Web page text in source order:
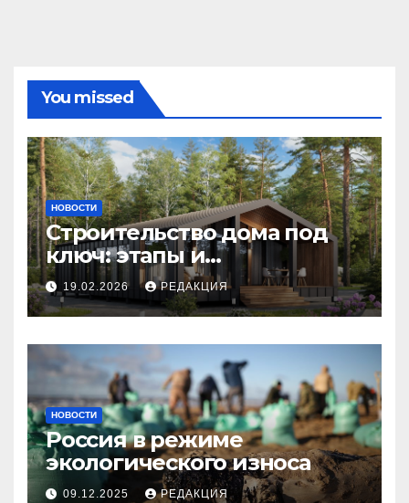
You missed
НОВОСТИ
Строительство дома под
ключ: этапы и
планирование бюджета
19.02.2026 РЕДАКЦИЯ
НОВОСТИ
Россия в режиме
экологического износа
09.12.2025 РЕДАКЦИЯ